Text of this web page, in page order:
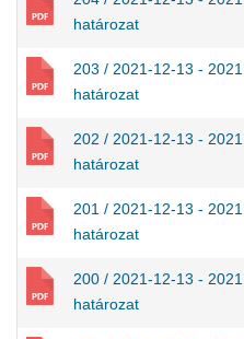
határozat
203 / 2021-12-13 -
határozat
202 / 2021-12-13 -
határozat
201 / 2021-12-13 -
határozat
200 / 2021-12-13 -
határozat